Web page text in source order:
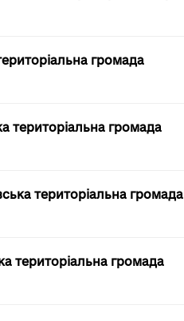
громада
територіальна громада
територіальна громада
територіальна громада